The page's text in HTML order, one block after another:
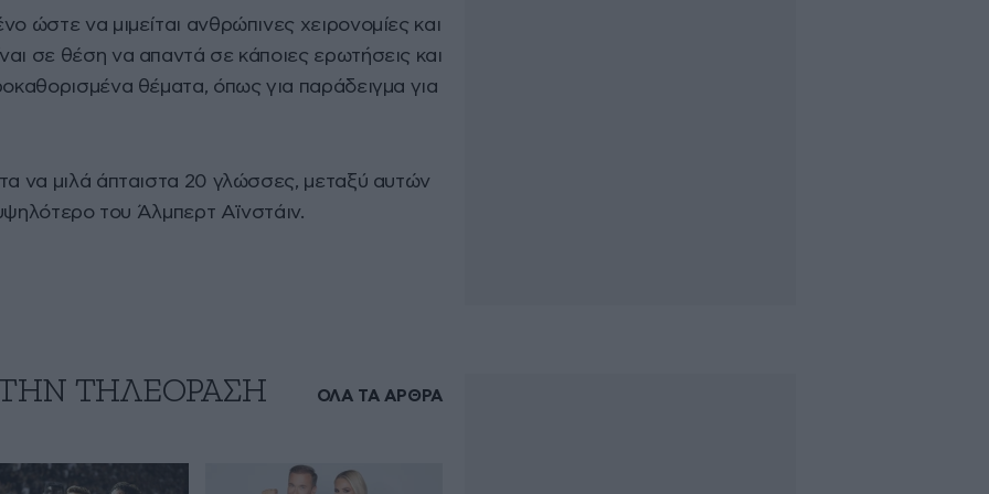
ώστε να μιμείται ανθρώπινες χειρονομίες και
σε θέση να απαντά σε κάποιες ερωτήσεις και
θέματα, όπως για παράδειγμα για
να μιλά άπταιστα 20 γλώσσες, μεταξύ αυτών
του Άλμπερτ Αϊνστάιν.
ΤΗΛΕΟΡΑΣΗ ΟΛΑ ΤΑ ΑΡΘΡΑ